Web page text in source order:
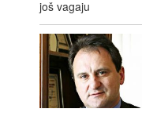
još vagaju